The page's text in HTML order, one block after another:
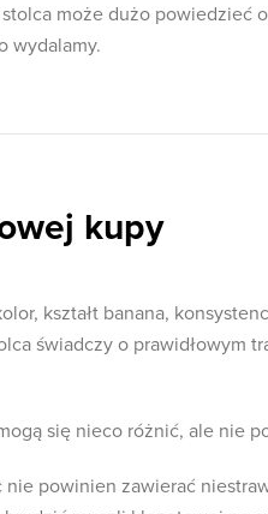
może dużo powiedzieć
wydalamy.
kupy
kształt banana,
świadczy o prawidłowym
się nieco różnić, ale nie
nie powinien zawierać